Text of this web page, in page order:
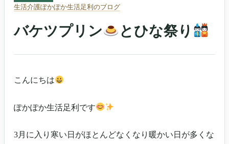
生活介護ぽかぽか生活足利のブログ
バケツプリン とひな祭り
こんにちは
ぽかぽか生活足利です
3月に入り寒い日がほとんどなくなり暖かい日が多くな